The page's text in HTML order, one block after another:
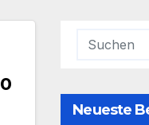
Neueste